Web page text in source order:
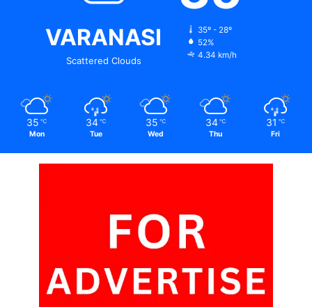
VARANASI
Scattered Clouds
35º - 28º
52%
4.34 km/h
35 ℃
Mon
34 ℃
Tue
35 ℃
Wed
34 ℃
Thu
31 ℃
Fri